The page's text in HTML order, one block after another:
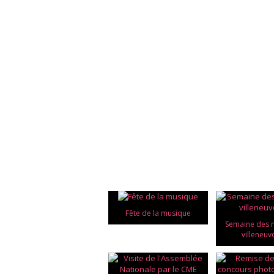
Fête de la musique
Semaine des